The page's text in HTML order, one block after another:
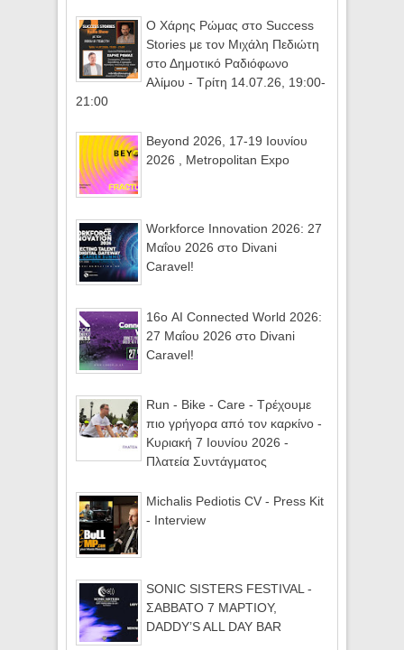
Ο Χάρης Ρώμας στο Success
Stories με τον Μιχάλη Πεδιώτη
στο Δημοτικό Ραδιόφωνο
Αλίμου - Τρίτη 14.07.26, 19:00-
21:00
Beyond 2026, 17-19 Ιουνίου
2026 , Metropolitan Expo
Workforce Innovation 2026: 27
Μαΐου 2026 στο Divani
Caravel!
16ο AI Connected World 2026:
27 Μαΐου 2026 στο Divani
Caravel!
Run - Bike - Care - Τρέχουμε
πιο γρήγορα από τον καρκίνο -
Κυριακή 7 Ιουνίου 2026 -
Πλατεία Συντάγματος
Michalis Pediotis CV - Press Kit
- Interview
SONIC SISTERS FESTIVAL -
ΣΑΒΒΑΤΟ 7 ΜΑΡΤΙΟΥ,
DADDY’S ALL DAY BAR